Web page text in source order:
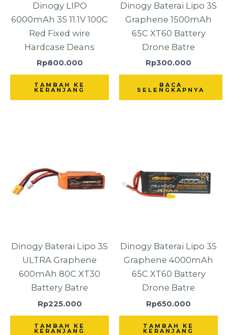
Dinogy LIPO
6000mAh 3S 11.1V 100C
Red Fixed wire
Hardcase Deans
Rp800.000
TAMBAH KE
KERANJANG
Dinogy Baterai Lipo 3S
Graphene 1500mAh
65C XT60 Battery
Drone Batre
Rp300.000
BACA
SELENGKAPNYA
Dinogy Baterai Lipo 3S
ULTRA Graphene
600mAh 80C XT30
Battery Batre
Rp225.000
TAMBAH KE
KERANJANG
Dinogy Baterai Lipo 3S
Graphene 4000mAh
65C XT60 Battery
Drone Batre
Rp650.000
TAMBAH KE
KERANJANG